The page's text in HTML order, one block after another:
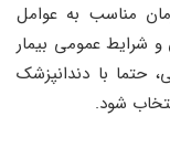
مناسب به عوامل
شرایط عمومی بیمار
حتما با دندانپزشک
شود.